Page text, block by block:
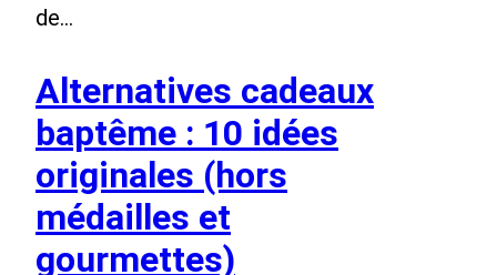
de…
Alternatives cadeaux
baptême : 10 idées
originales (hors
médailles et
gourmettes)